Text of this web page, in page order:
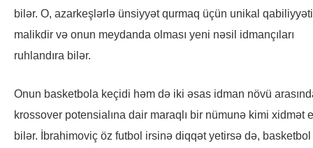
bilər. O, azarkeşlərlə ünsiyyət qurmaq üçün unikal
malikdir və onun meydanda olması yeni nəsil idmançıları
ruhlandıra bilər.
Onun basketbola keçidi həm də iki əsas idman növü
krossover potensialına dair maraqlı bir nümunə kimi xidmət
bilər. İbrahimoviç öz futbol irsinə diqqət yetirsə də, basketbol